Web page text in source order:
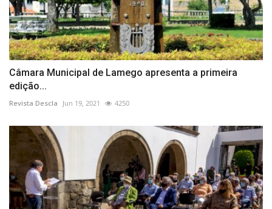
Câmara Municipal de Lamego apresenta a primeira
edição...
Revista Descla Jun 19, 2021 4250